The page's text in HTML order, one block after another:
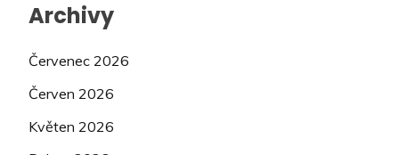
Archivy
Červenec 2026
Červen 2026
Květen 2026